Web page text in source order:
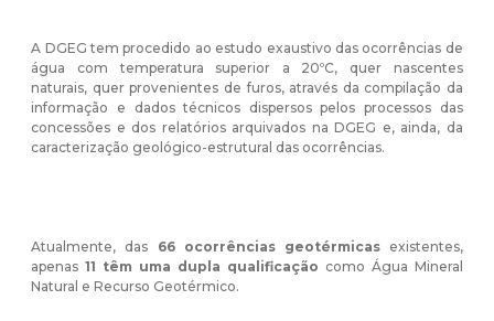
A DGEG tem procedido ao estudo exaustivo das ocorrências de
água com temperatura superior a 20ºC, quer nascentes
naturais, quer provenientes de furos, através da compilação da
informação e dados técnicos dispersos pelos processos das
concessões e dos relatórios arquivados na DGEG e, ainda, da
caracterização geológico-estrutural das ocorrências.
Atualmente, das 66 ocorrências geotérmicasexistentes,
apenas11 têm uma dupla qualificação como Água Mineral
Natural e Recurso Geotérmico.